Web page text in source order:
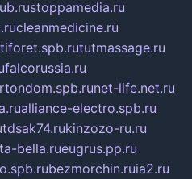
stoppamedia.ru
cleanmedicine.ru
tutmassage.ru
falcorussia.ru
net-life.net.ru
alliance-electro.spb.ru
tdsak74.rukinzozo-ru.ru
bella.rueugrus.pp.ru
bezmorchin.ruia2.ru